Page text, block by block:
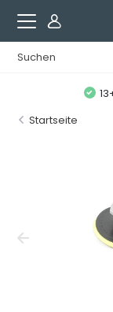
Startseite